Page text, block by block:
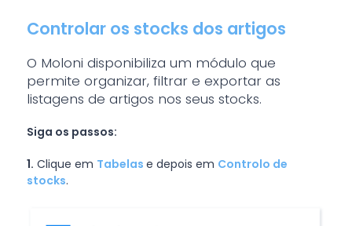
Controlar os stocks dos artigos
O Moloni disponibiliza um módulo que
permite organizar, filtrar e exportar as
listagens de artigos nos seus stocks.
Siga os passos:
1. Clique em Tabelas e depois em Controlo de
stocks.